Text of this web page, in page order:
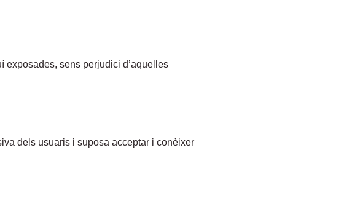
exposades, sens perjudici d’aquelles
dels usuaris i suposa acceptar i conèixer